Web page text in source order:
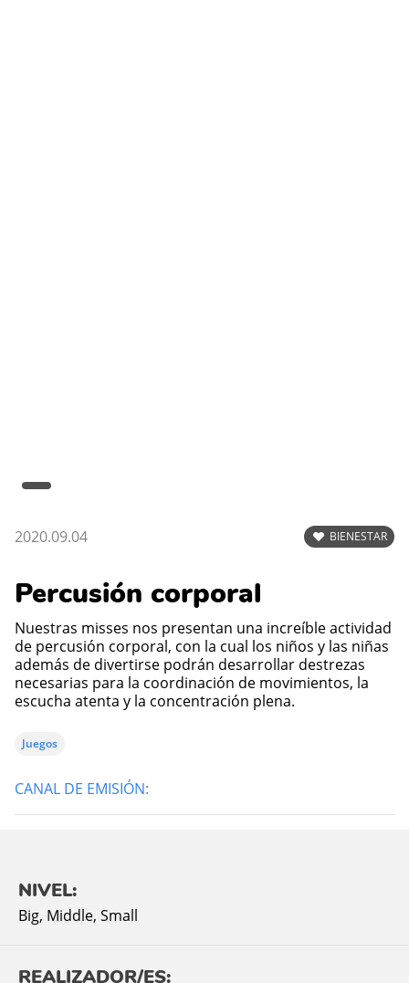
2020.09.04 BIENESTAR
Percusión corporal
Nuestras misses nos presentan una increíble actividad
de percusión corporal, con la cual los niños y las niñas
además de divertirse podrán desarrollar destrezas
necesarias para la coordinación de movimientos, la
escucha atenta y la concentración plena.
Juegos
CANAL DE EMISIÓN:
NIVEL:
Big, Middle, Small
REALIZADOR/ES: